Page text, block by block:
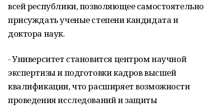
всей республики, позволяющее самостоятельно
присуждать ученые степени кандидата и
доктора наук.
- Университет становится центром научной
экспертизы и подготовки кадров высшей
квалификации, что расширяет возможности
проведения исследований и защиты